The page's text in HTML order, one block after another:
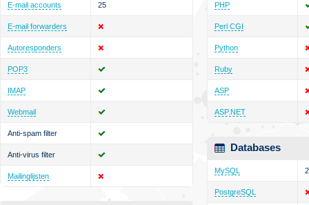
E-mail accounts 25
E-mail forwarders
Autoresponders
POP3
IMAP
Webmail
Anti-spam filter
Anti-virus filter
Mailinglijsten
PHP
Perl CGI
Python
Ruby
ASP
ASP.NET
Databases
MySQL 2
PostgreSQL